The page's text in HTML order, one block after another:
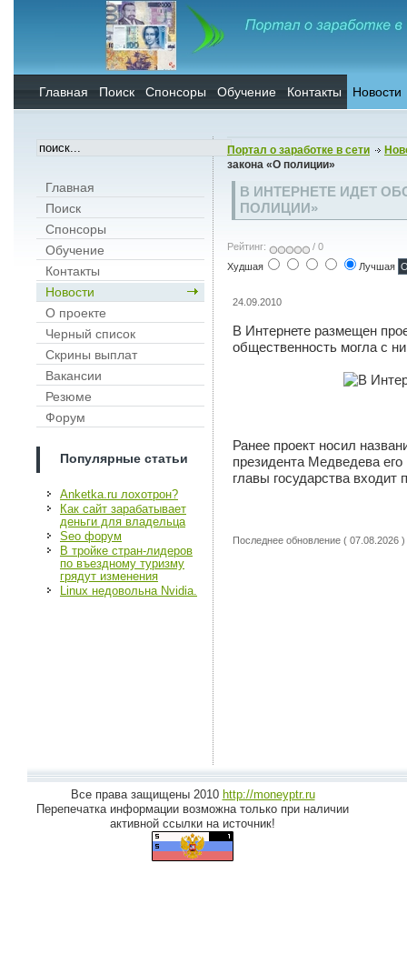
Главная Поиск Спонсоры Обучение Контакты Новости
Главная
Поиск
Спонсоры
Обучение
Контакты
Новости
О проекте
Черный список
Скрины выплат
Вакансии
Резюме
Форум
Популярные статьи
Anketka.ru лохотрон?
Как сайт зарабатывает
деньги для владельца
Seo форум
В тройке стран-лидеров
по въездному туризму
грядут изменения
Linux недовольна Nvidia.
Портал о заработке в сети
закона «О полиции»
В ИНТЕРНЕТЕ ИДЕТ
ПОЛИЦИИ»
Рейтинг:
/ 0
Худшая
Лучшая
24.09.2010
В Интернете размещен
общественность могла с
Ранее проект носил
президента Медведева
главы государства
Последнее обновление ( 07.08.2026 )
Все права защищены 2010 http://moneyptr.ru
Перепечатка информации возможна только при наличии
активной ссылки на источник!